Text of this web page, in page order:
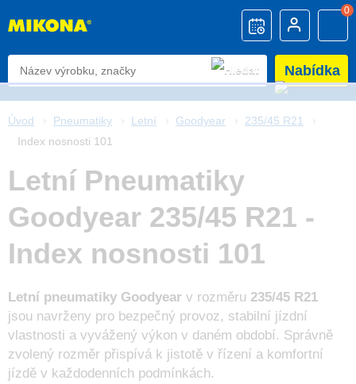
0
Nabídka
Úvod Pneumatiky Letní Goodyear
235/45 R21
Index nosnosti 101
Letní Pneumatiky
Goodyear 235/45 R21 -
Index nosnosti 101
Letní pneumatiky Goodyear v rozměru 235/45 R21
jsou navrženy pro bezpečný provoz, stabilní jízdní
vlastnosti a vyvážený výkon v daném období. Správně
zvolený rozměr přispívá k jistotě v řízení a komfortní
jízdě v každodenních podmínkách.